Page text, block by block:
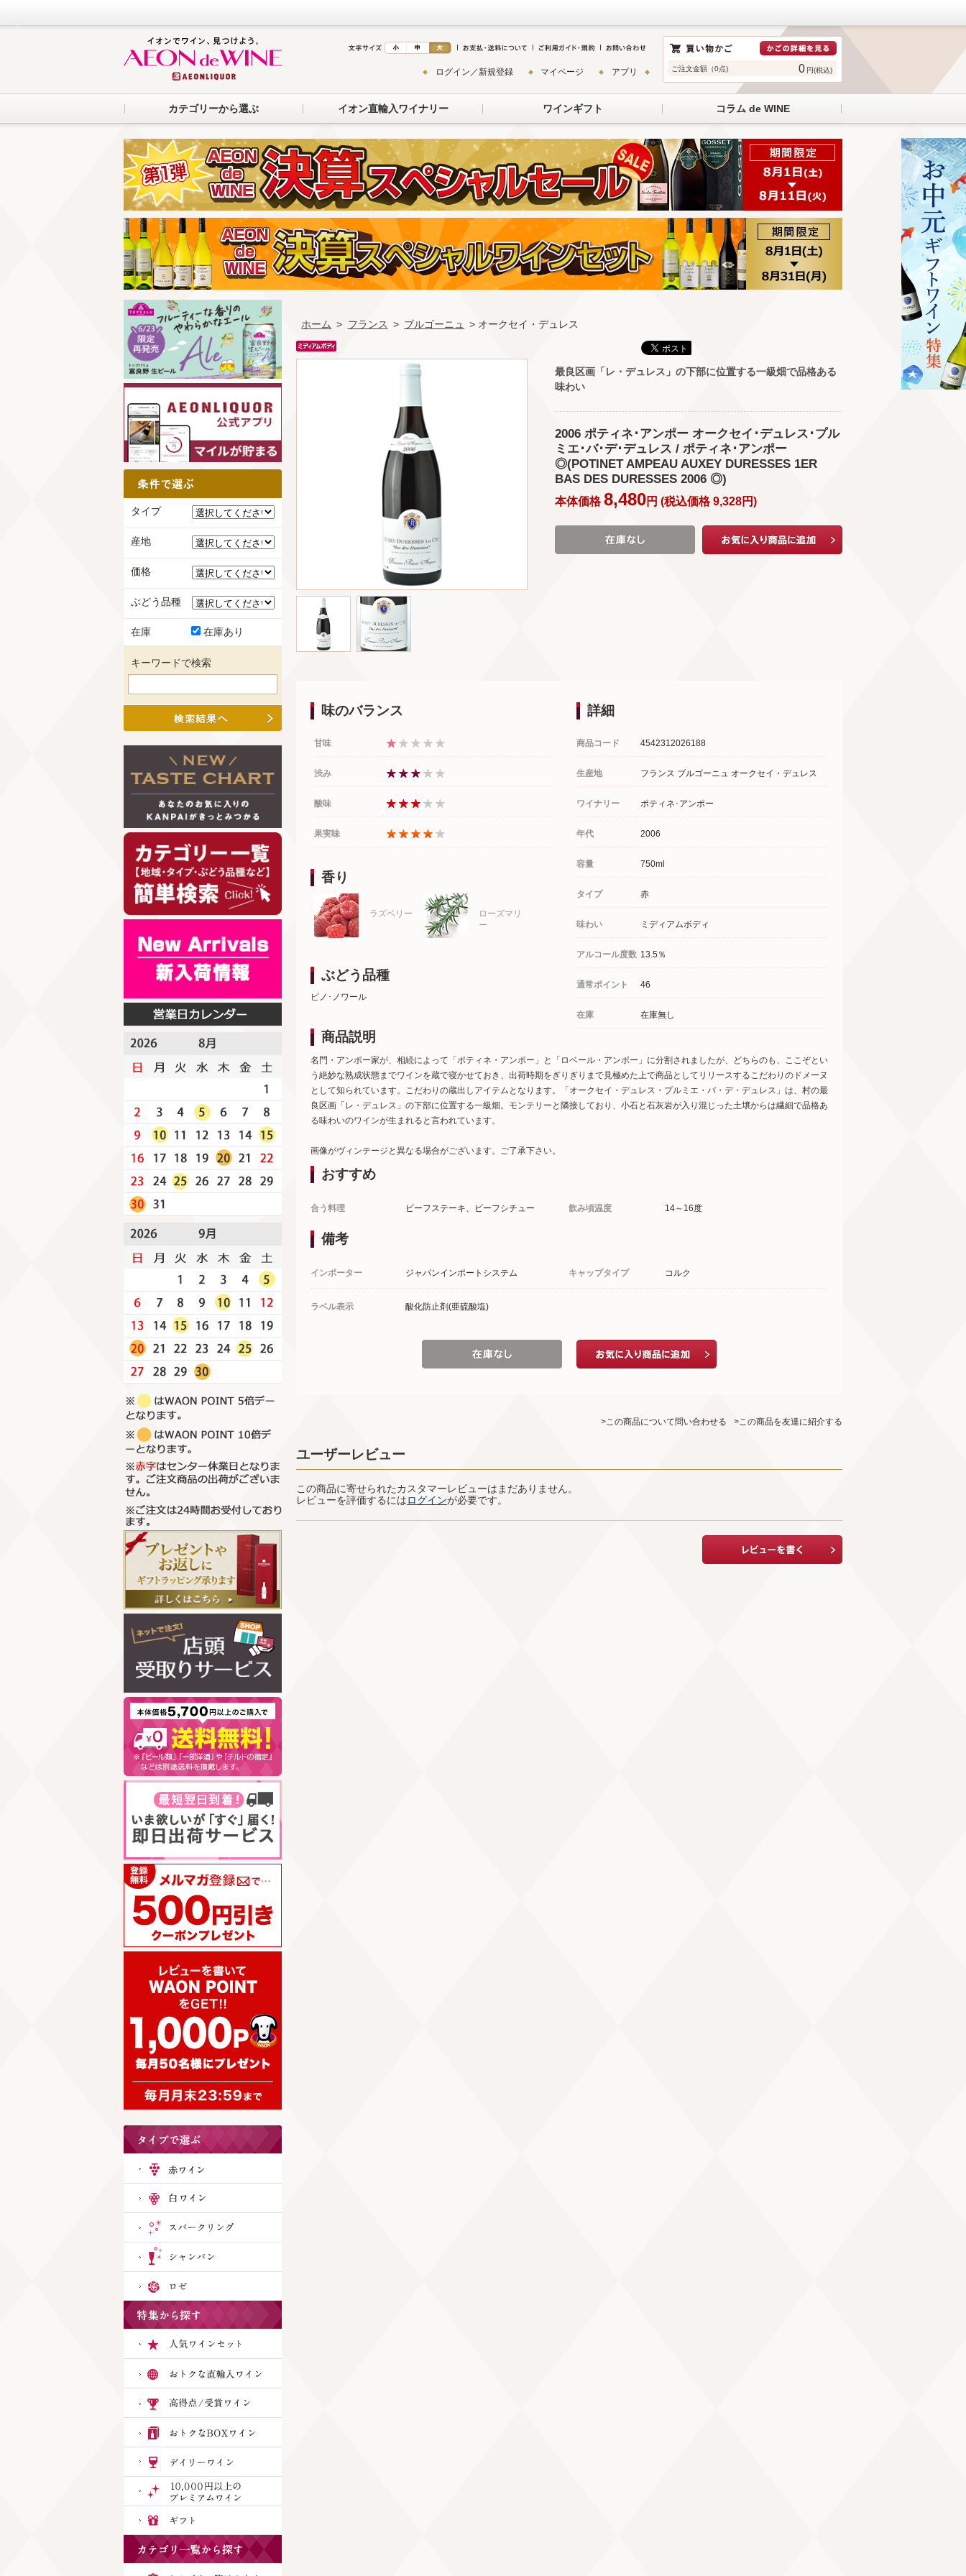
ご注文金額（0点) 0 円(税込)
ログイン／新規登録 マイページ アプリ
カテゴリーから選ぶ イオン直輸入ワイナリー ワインギフト コラム de WINE
ホーム > フランス > ブルゴーニュ > オークセイ・デュレス
最良区画「レ・デュレス」の下部に位置する一級畑で品格ある
味わい
2006 ポティネ･アンポー オークセイ･デュレス･プル
ミエ･バ･デ･デュレス / ポティネ･アンポー
◎(POTINET AMPEAU AUXEY DURESSES 1ER
BAS DES DURESSES 2006 ◎)
本体価格8,480円 (税込価格9,328円)
詳細
商品コード 4542312026188
生産地 フランス ブルゴーニュ オークセイ・デュレス
ワイナリー ポティネ･アンポー
年代 2006
容量 750ml
タイプ 赤
味わい ミディアムボディ
アルコール度数 13.5％
通常ポイント 46
在庫 在庫無し
味のバランス
甘味
渋み
酸味
果実味
香り
ラズベリー
ローズマリ
ー
ぶどう品種
ピノ･ノワール
商品説明
名門・アンポー家が、相続によって「ポティネ・アンポー」と「ロベール・アンポー」に分割されましたが、どちらのも、ここぞとい
う絶妙な熟成状態までワインを蔵で寝かせておき、出荷時期をぎりぎりまで見極めた上で商品としてリリースするこだわりのドメーヌ
として知られています。こだわりの蔵出しアイテムとなります。「オークセイ・デュレス・プルミエ・バ・デ・デュレス」は、村の最
良区画「レ・デュレス」の下部に位置する一級畑。モンテリーと隣接しており、小石と石灰岩が入り混じった土壌からは繊細で品格あ
る味わいのワインが生まれると言われています。
画像がヴィンテージと異なる場合がございます。ご了承下さい。
おすすめ
合う料理 ビーフステーキ、ビーフシチュー 飲み頃温度 14～16度
備考
インポーター ジャパンインポートシステム キャップタイプ コルク
ラベル表示 酸化防止剤(亜硫酸塩)
>この商品について問い合わせる >この商品を友達に紹介する
ユーザーレビュー
この商品に寄せられたカスタマーレビューはまだありません。
レビューを評価するにはログインが必要です。
タイプ
産地
価格
ぶどう品種
在庫 在庫あり
キーワードで検索